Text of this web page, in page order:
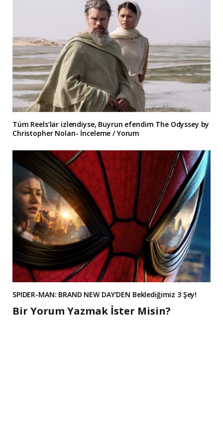
Tüm Reels’lar izlendiyse, Buyrun efendim The Odyssey by
Christopher Nolan- İnceleme / Yorum
SPIDER-MAN: BRAND NEW DAY’DEN Beklediğimiz 3 Şey!
Bir Yorum Yazmak İster Misin?